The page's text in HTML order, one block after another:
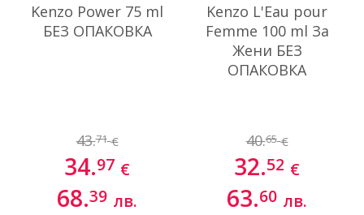
Kenzo Power 75 ml
БЕЗ ОПАКОВКА
43.71 €
34.97 €
68.39 лв.
Kenzo L'Eau pour
Femme 100 ml За
Жени БЕЗ
ОПАКОВКА
40.65 €
32.52 €
63.60 лв.